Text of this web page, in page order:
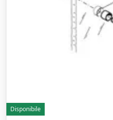
Disponibile